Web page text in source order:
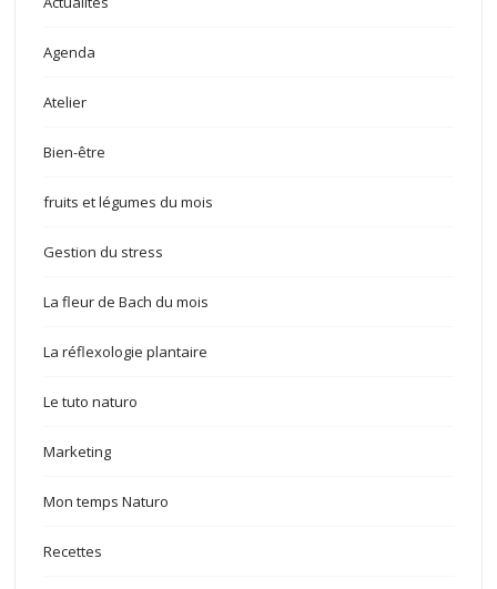
Agenda
Atelier
Bien-être
fruits et légumes du mois
Gestion du stress
La fleur de Bach du mois
La réflexologie plantaire
Le tuto naturo
Marketing
Mon temps Naturo
Recettes